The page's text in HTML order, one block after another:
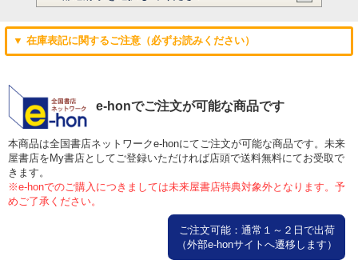
▼ 在庫表記に関するご注意（必ずお読みください）
e-honでご注文が可能な商品です
本商品は全国書店ネットワークe-honにてご注文が可能な商品です。未来
屋書店をMy書店としてご登録いただければ店頭で送料無料にてお受取で
きます。
※e-honでのご購入につきましては未来屋書店特典対象外となります。予
めご了承ください。
ご注文可能：通常１～２日で出荷
（外部e-honサイトへ遷移します）